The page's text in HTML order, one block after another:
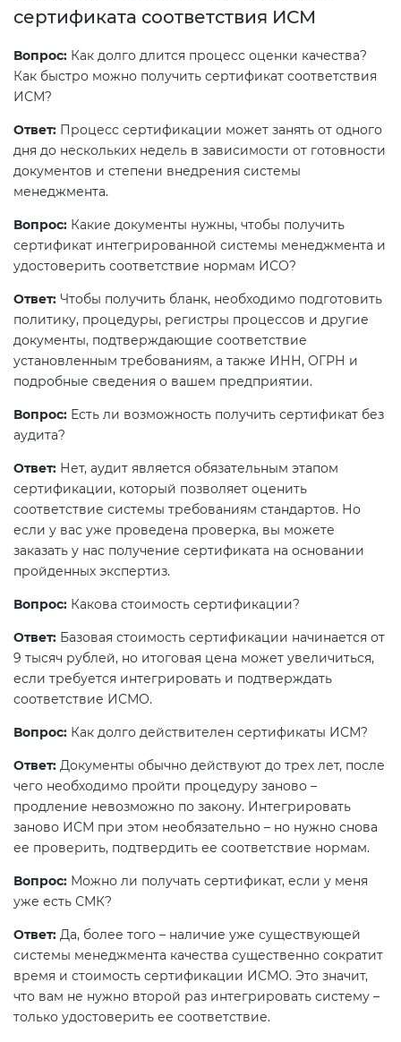
сертификата соответствия ИСМ
Вопрос: Как долго длится процесс оценки качества?
Как быстро можно получить сертификат соответствия
ИСМ?
Ответ: Процесс сертификации может занять от одного
дня до нескольких недель в зависимости от готовности
документов и степени внедрения системы
менеджмента.
Вопрос: Какие документы нужны, чтобы получить
сертификат интегрированной системы менеджмента и
удостоверить соответствие нормам ИСО?
Ответ: Чтобы получить бланк, необходимо подготовить
политику, процедуры, регистры процессов и другие
документы, подтверждающие соответствие
установленным требованиям, а также ИНН, ОГРН и
подробные сведения о вашем предприятии.
Вопрос: Есть ли возможность получить сертификат без
аудита?
Ответ: Нет, аудит является обязательным этапом
сертификации, который позволяет оценить
соответствие системы требованиям стандартов. Но
если у вас уже проведена проверка, вы можете
заказать у нас получение сертификата на основании
пройденных экспертиз.
Вопрос: Какова стоимость сертификации?
Ответ: Базовая стоимость сертификации начинается от
9 тысяч рублей, но итоговая цена может увеличиться,
если требуется интегрировать и подтверждать
соответствие ИСМО.
Вопрос: Как долго действителен сертификаты ИСМ?
Ответ: Документы обычно действуют до трех лет, после
чего необходимо пройти процедуру заново –
продление невозможно по закону. Интегрировать
заново ИСМ при этом необязательно – но нужно снова
ее проверить, подтвердить ее соответствие нормам.
Вопрос: Можно ли получать сертификат, если у меня
уже есть СМК?
Ответ: Да, более того – наличие уже существующей
системы менеджмента качества существенно сократит
время и стоимость сертификации ИСМО. Это значит,
что вам не нужно второй раз интегрировать систему –
только удостоверить ее соответствие.